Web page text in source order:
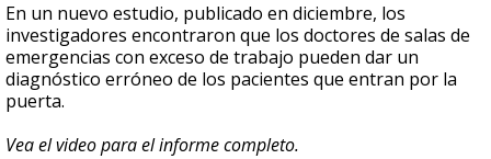
En un nuevo estudio, publicado en diciembre, los
investigadores encontraron que los doctores de salas de
emergencias con exceso de trabajo pueden dar un
diagnóstico erróneo de los pacientes que entran por la
puerta.
Vea el video para el informe completo.